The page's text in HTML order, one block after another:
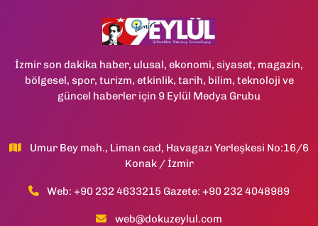
İzmir son dakika haber, ulusal, ekonomi, siyaset, magazin,
bölgesel, spor, turizm, etkinlik, tarih, bilim, teknoloji ve
güncel haberler için 9 Eylül Medya Grubu
Umur Bey mah., Liman cad, Havagazı Yerleşkesi No:16/6
Konak / İzmir
Web: +90 232 4633215 Gazete: +90 232 4048989
web@dokuzeylul.com